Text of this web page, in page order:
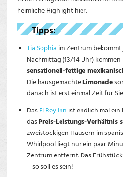
heimliche Highlight hier.
Tipps:
Tia Sophia im Zentrum
Nachmittag (13/14 Uhr) kommen
sensationell-fettige
Die hausgemachteLimonade
danach ist erst einmal Zeit für
DasEl Rey Inn ist endlich mal ein
dasPreis-Leistungs-Verhältnis
zweistöckigen Häusern im
Whirlpool liegt nur ein paar
Zentrum entfernt. Das
– so soll es sein!